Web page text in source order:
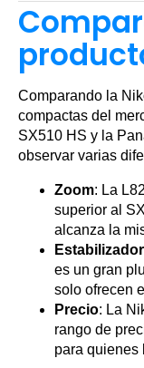
Comparando la
compactas del
SX510 HS y la
observar varias
Zoom: La
superior al
alcanza la
Estabilizador
es un gran
solo ofrecen
Precio: La
rango de
para quienes